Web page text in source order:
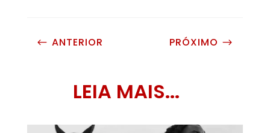
# ANTERIOR PRÓXIMO $
LEIA MAIS...